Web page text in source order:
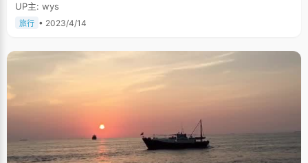
UP主: wys
旅行 • 2023/4/14